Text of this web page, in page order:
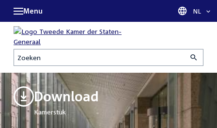
Zoeken
Menu Taal
NL
Download
Kamerstuk